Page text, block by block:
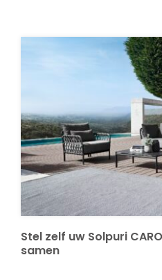
Stel zelf uw Solpuri
samen